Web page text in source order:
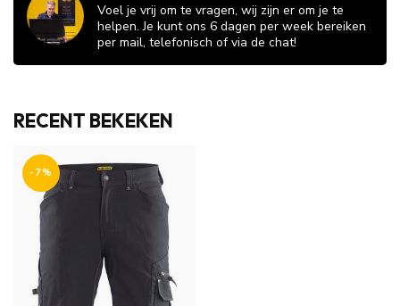
Voel je vrij om te vragen, wij zijn er om je te
helpen. Je kunt ons 6 dagen per week bereiken
per mail, telefonisch of via de chat!
RECENT BEKEKEN
-7%